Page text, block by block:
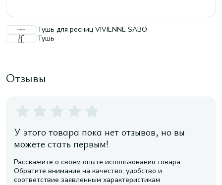
Тушь для ресниц VIVIENNE SABO
Тушь
Отзывы
У этого товара пока нет отзывов, но вы
можете стать первым!
Расскажите о своем опыте использования товара.
Обратите внимание на качество, удобство и
соответствие заявленным характеристикам